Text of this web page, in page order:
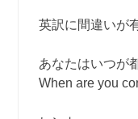
英訳に間違いが
あなたはいつが
When are you